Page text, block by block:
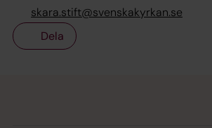
skara.stift@svenskakyrkan.se
Dela